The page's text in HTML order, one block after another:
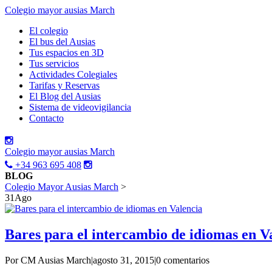
Colegio mayor ausias March
El colegio
El bus del Ausias
Tus espacios en 3D
Tus servicios
Actividades Colegiales
Tarifas y Reservas
El Blog del Ausias
Sistema de videovigilancia
Contacto
Colegio mayor ausias March
+34 963 695 408
BLOG
Colegio Mayor Ausias March >
31 Ago
Bares para el intercambio de idiomas en
Por CM Ausias March|agosto 31, 2015|0 comentarios